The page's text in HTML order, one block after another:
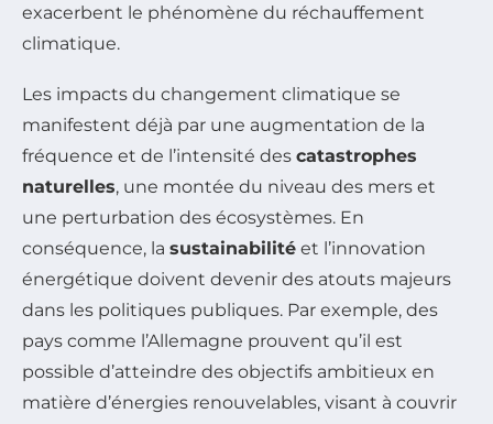
exacerbent le phénomène du réchauffement
climatique.
Les impacts du changement climatique se
manifestent déjà par une augmentation de la
fréquence et de l’intensité des catastrophes
naturelles, une montée du niveau des mers et
une perturbation des écosystèmes. En
conséquence, la sustainabilité et l’innovation
énergétique doivent devenir des atouts majeurs
dans les politiques publiques. Par exemple, des
pays comme l’Allemagne prouvent qu’il est
possible d’atteindre des objectifs ambitieux en
matière d’énergies renouvelables, visant à couvrir